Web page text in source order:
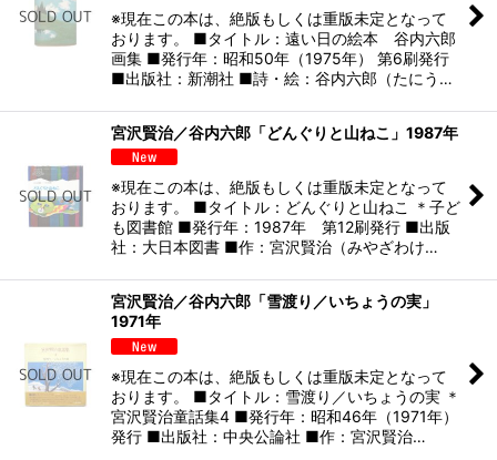
※現在この本は、絶版もしくは重版未定となって
おります。 ■タイトル：遠い日の絵本 谷内六郎
画集 ■発行年：昭和50年（1975年） 第6刷発行
■出版社：新潮社 ■詩・絵：谷内六郎（たにう…
宮沢賢治／谷内六郎「どんぐりと山ねこ」1987年
※現在この本は、絶版もしくは重版未定となって
おります。 ■タイトル：どんぐりと山ねこ ＊子ど
も図書館 ■発行年：1987年 第12刷発行 ■出版
社：大日本図書 ■作：宮沢賢治（みやざわけ…
宮沢賢治／谷内六郎「雪渡り／いちょうの実」
1971年
※現在この本は、絶版もしくは重版未定となって
おります。 ■タイトル：雪渡り／いちょうの実 ＊
宮沢賢治童話集4 ■発行年：昭和46年（1971年）
発行 ■出版社：中央公論社 ■作：宮沢賢治…